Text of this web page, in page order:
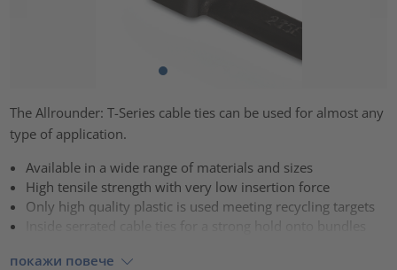
The Allrounder: T-Series cable ties can be used for almost any
type of application.
Available in a wide range of materials and sizes
High tensile strength with very low insertion force
Only high quality plastic is used meeting recycling targets
Inside serrated cable ties for a strong hold onto bundles
покажи повече